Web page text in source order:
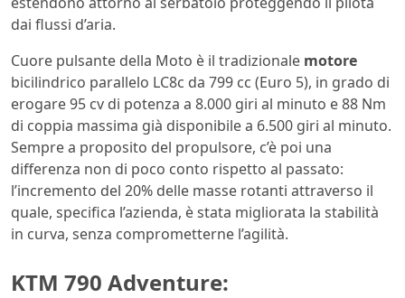
dai flussi d’aria.
Cuore pulsante della Moto è il tradizionale motore
bicilindrico parallelo LC8c da 799 cc (Euro 5), in grado di
erogare 95 cv di potenza a 8.000 giri al minuto e 88 Nm
di coppia massima già disponibile a 6.500 giri al minuto.
Sempre a proposito del propulsore, c’è poi una
differenza non di poco conto rispetto al passato:
l’incremento del 20% delle masse rotanti attraverso il
quale, specifica l’azienda, è stata migliorata la stabilità
in curva, senza comprometterne l’agilità.
KTM 790 Adventure: